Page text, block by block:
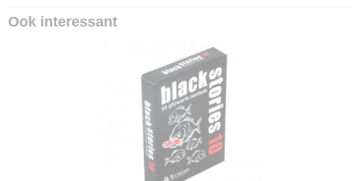
Ook interessant